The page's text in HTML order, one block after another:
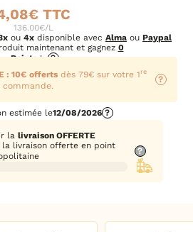
€
136.00€/L
ou 4x disponible avec Alma ou Paypal
maintenant et gagnez 0
Points! ?
estimée le12/08/2026 ?
lalivraison OFFERTE
la livraison offerte en point
?
: 10€ offertsdès 79€ sur votre 1 re
commande.
?